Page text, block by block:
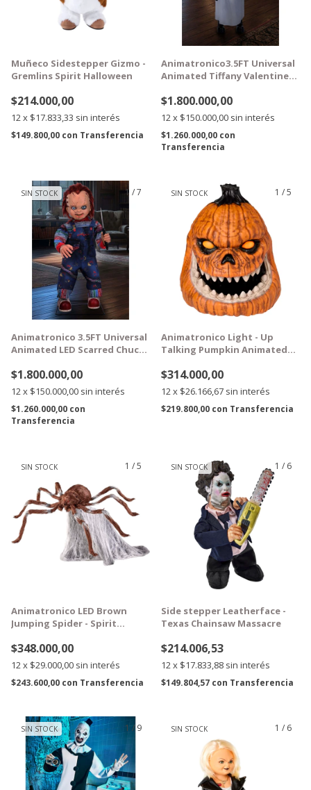
Muñeco Sidestepper Gizmo -
Gremlins Spirit Halloween
$214.000,00
12x $17.833,33 sin interés
$149.800,00 con Transferencia
Animatronico3.5FT Universal
Animated Tiffany Valentine
$1.800.000,00
12x $150.000,00 sin interés
$1.260.000,00 con
Transferencia
1 /7
SIN STOCK
GRATIS
Animatronico 3.5FT Universal
Animated LED Scarred Chucky
$1.800.000,00
12x $150.000,00 sin interés
$1.260.000,00 con
Transferencia
1 /5
SIN STOCK
GRATIS
Animatronico Light - Up
Talking Pumpkin Animated
$314.000,00
12x $26.166,67 sin interés
$219.800,00 con Transferencia
1 /5
SIN STOCK
GRATIS
Animatronico LED Brown
Jumping Spider - Spirit
$348.000,00
12x $29.000,00 sin interés
$243.600,00 con Transferencia
1 / 6
SIN STOCK
GRATIS
Side stepper Leatherface -
Texas Chainsaw Massacre
$214.006,53
12x $17.833,88 sin interés
$149.804,57 con Transferencia
1 / 9
SIN STOCK
GRATIS
1 / 6
SIN STOCK
GRATIS